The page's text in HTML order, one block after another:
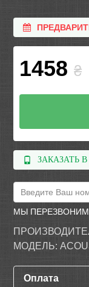
1458 ₴
ЗАКАЗАТЬ
МЫ
МОДЕЛЬ:
Оплата